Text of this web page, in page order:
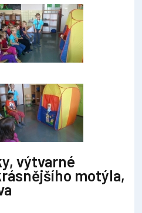
výtvarné
motýla,